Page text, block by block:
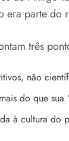
era parte
três
não
do que
à cultura do